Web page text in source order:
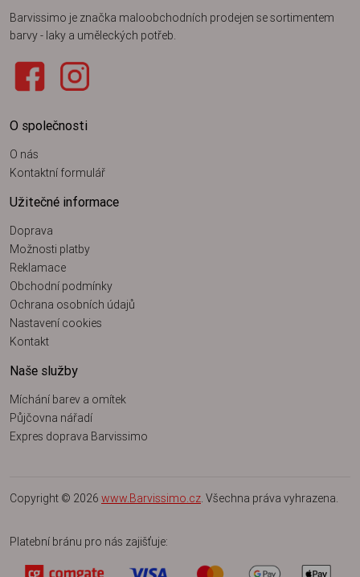
Barvissimo je značka maloobchodních prodejen se sortimentem
barvy - laky a uměleckých potřeb.
O společnosti
O nás
Kontaktní formulář
Užitečné informace
Doprava
Možnosti platby
Reklamace
Obchodní podmínky
Ochrana osobních údajů
Nastavení cookies
Kontakt
Naše služby
Míchání barev a omítek
Půjčovna nářadí
Expres doprava Barvissimo
Copyright © 2026 www.Barvissimo.cz. Všechna práva vyhrazena.
Platební bránu pro nás zajišťuje: